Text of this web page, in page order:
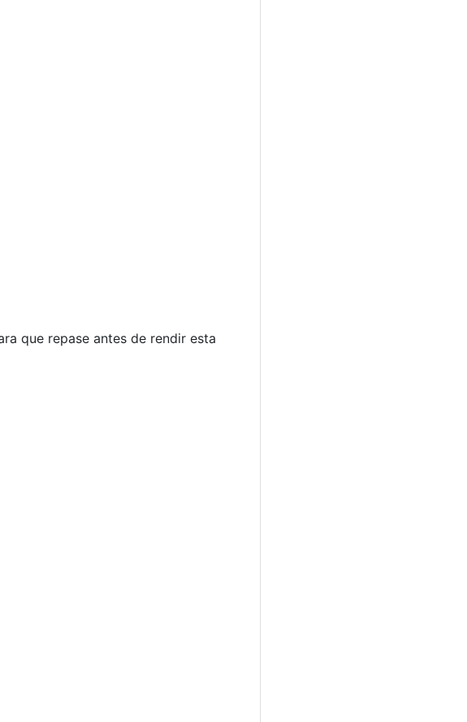
que repase antes de rendir esta